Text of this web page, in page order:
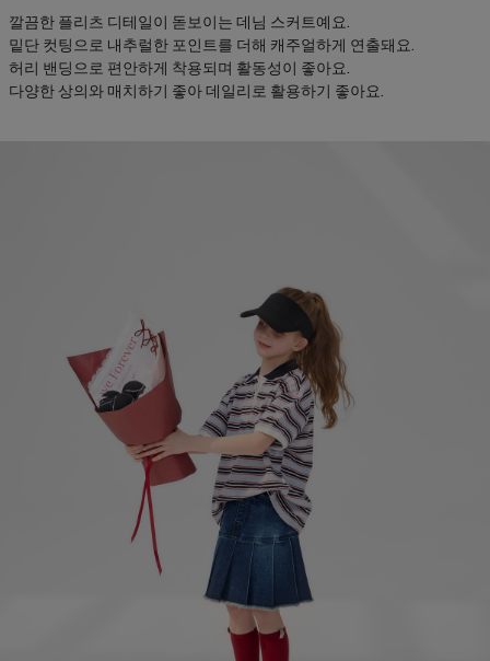
깔끔한 플리츠 디테일이 돋보이는 데님 스커트예요.
밑단 컷팅으로 내추럴한 포인트를 더해 캐주얼하게 연출돼요.
허리 밴딩으로 편안하게 착용되며 활동성이 좋아요.
다양한 상의와 매치하기 좋아 데일리로 활용하기 좋아요.